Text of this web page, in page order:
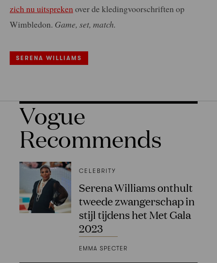
zich nu uitsprekenover de kledingvoorschriften op
Wimbledon. Game, set, match.
SERENA WILLIAMS
Vogue
Recommends
CELEBRITY
Serena Williams onthult
tweede zwangerschap in
stijl tijdens het Met Gala
2023
EMMA SPECTER